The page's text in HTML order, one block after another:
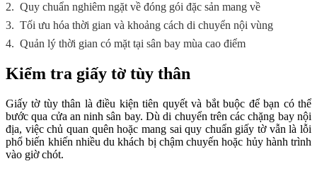
2. Quy chuẩn nghiêm ngặt về đóng gói đặc sản mang về
3. Tối ưu hóa thời gian và khoảng cách di chuyển nội vùng
4. Quản lý thời gian có mặt tại sân bay mùa cao điểm
Kiểm tra giấy tờ tùy thân
Giấy tờ tùy thân là điều kiện tiên quyết và bắt buộc để bạn có thể
bước qua cửa an ninh sân bay. Dù di chuyển trên các chặng bay nội
địa, việc chủ quan quên hoặc mang sai quy chuẩn giấy tờ vẫn là lỗi
phổ biến khiến nhiều du khách bị chậm chuyến hoặc hủy hành trình
vào giờ chót.